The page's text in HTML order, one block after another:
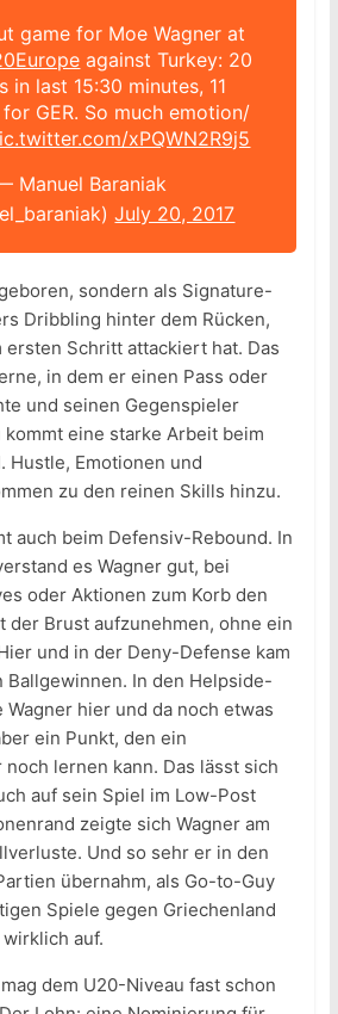
game for Moe Wagner at
against Turkey: 20
in last 15:30 minutes, 11
GER. So much emotion/
xPQWN2R9j5
Manuel Baraniak
July 20, 2017
sondern als Signature-
Dribbling hinter dem Rücken,
ersten Schritt attackiert hat. Das
in dem er einen Pass oder
und seinen Gegenspieler
kommt eine starke Arbeit beim
Hustle, Emotionen und
zu den reinen Skills hinzu.
auch beim Defensiv-Rebound. In
es Wagner gut, bei
oder Aktionen zum Korb den
der Brust aufzunehmen, ohne ein
und in der Deny-Defense kam
Ballgewinnen. In den Helpside-
hier und da noch etwas
ein Punkt, den ein
lernen kann. Das lässt sich
auf sein Spiel im Low-Post
zeigte sich Wagner am
Und so sehr er in den
übernahm, als Go-to-Guy
Spiele gegen Griechenland
auf.
dem U20-Niveau fast schon